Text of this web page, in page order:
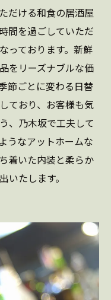
だける和食の居酒屋
間を過ごしていただ
っております。新鮮
をリーズナブルな価
節ごとに変わる日替
ており、お客様も気
、乃木坂で工夫して
うなアットホームな
着いた内装と柔らか
いたします。